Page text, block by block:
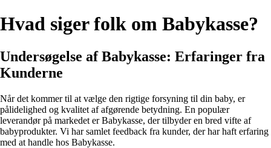
Hvad siger folk om Babykasse?
Undersøgelse af Babykasse: Erfaringer fra
Kunderne
Når det kommer til at vælge den rigtige forsyning til din baby, er
pålidelighed og kvalitet af afgørende betydning. En populær
leverandør på markedet er Babykasse, der tilbyder en bred vifte af
babyprodukter. Vi har samlet feedback fra kunder, der har haft erfaring
med at handle hos Babykasse.